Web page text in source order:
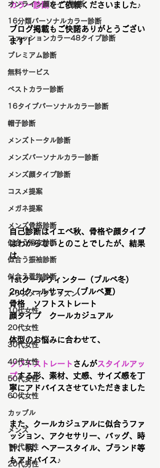
オンライン顔タイプ診断
16分類パーソナルカラー診断
ファッションカラー48タイプ診断
プレミアム診断
無料サービス
ベストカラー診断
16タイプパーソナルカラー診断
帽子診断
メンズトータル診断
メンズパーソナルカラー診断
メンズ顔タイプ診断
コスメ提案
メガネ提案
メンズ骨格診断
似合う浴衣診断
似合う振袖診断
似合う着物診断
メンズメイクレッスン
10代女性
20代女性
30代女性
40代女性
50代女性
60代女性
カップル
メンズ
10代男性
20代男性
カラー診断をご依頼くださいました♪
ブログ掲載もご快諾ありがとうござい
ます！
自己診断はイエベ秋、骨格や顔タイプ
はわからないとのことでしたが、結果
は
1stクールウィンター（ブルベ冬）
2ndクールサマー（ブルベ夏）
骨格　ソフトストレート
顔タイプ　クールカジュアル
体型のお悩みに合わせて、
ソフトストレート さんがスタイルアッ
プする形、素材、丈感、サイズ感を丁
寧にアドバイスさせていただきました
＾＾
また、クールカジュアルに似合うファ
ッション、アクセサリー、バッグ、時
計、柄、ヘアースタイル、ブランド等
もアドバイス♪